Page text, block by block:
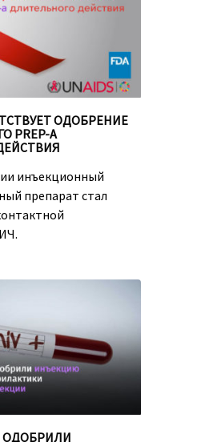
ОДОБРЕНИЕ
PREP-A
инъекционный
препарат стал
ОДОБРИЛИ